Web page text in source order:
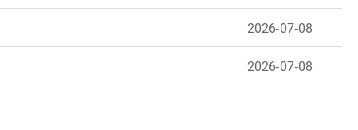
2026-07-08
2026-07-08